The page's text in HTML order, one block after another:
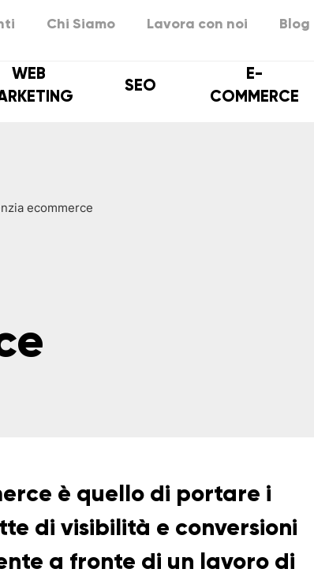
Chi Siamo Lavora con noi Blog
WEB
SEO
E-
COMMERCE
ecommerce
è quello di portare i
di visibilità e conversioni
a fronte di un lavoro di